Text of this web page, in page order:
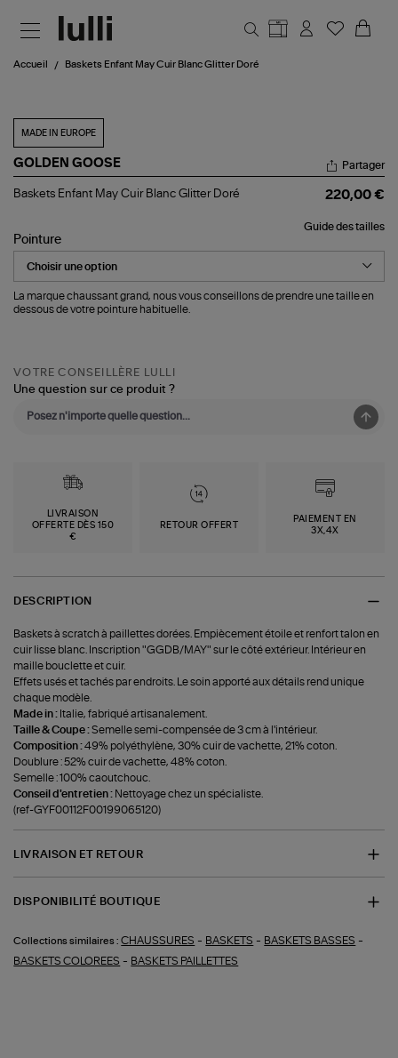
Accueil Baskets Enfant May Cuir Blanc Glitter Doré
MADE IN EUROPE
GOLDEN GOOSE
Baskets
Cuir
Blanc
Glitter
Partager
Baskets Enfant May Cuir Blanc Glitter Doré 220,00 €
Guide des tailles
Pointure
La marque chaussant grand, nous vous conseillons de prendre une taille en
dessous de votre pointure habituelle.
VOTRE CONSEILLÈRE LULLI
Une question sur ce produit ?
LIVRAISON
OFFERTE DÈS 150
€
RETOUR OFFERT
PAIEMENT EN
3X,4X
DESCRIPTION
Baskets à scratch à paillettes dorées. Empiècement étoile et renfort talon en
cuir lisse blanc. Inscription "GGDB/MAY" sur le côté extérieur. Intérieur en
maille bouclette et cuir.
Effets usés et tachés par endroits. Le soin apporté aux détails rend unique
chaque modèle.
Made in : Italie, fabriqué artisanalement.
Taille & Coupe :Semelle semi-compensée de 3 cm à l'intérieur.
Composition :49% polyéthylène, 30% cuir de vachette, 21% coton.
Doublure : 52% cuir de vachette, 48% coton.
Semelle : 100% caoutchouc.
Conseil d'entretien : Nettoyage chez un spécialiste.
(ref-GYF00112F00199065120)
LIVRAISON ET RETOUR
DISPONIBILITÉ BOUTIQUE
Collections similaires : CHAUSSURES - BASKETS - BASKETS BASSES -
BASKETS COLOREES - BASKETS PAILLETTES